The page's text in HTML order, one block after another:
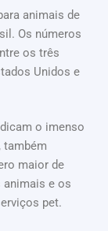
animais de
Os números
os três
Unidos e
o imenso
também
maior de
e os
pet.